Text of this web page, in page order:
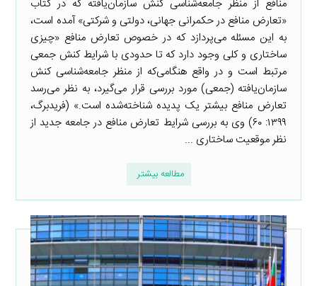
منافع از منظر جامعه‌شناسی کنش سازمان‌یافته که در کتاب
«تعارض منافع در حکمرانی جهانی، دولتی و شرکتی» آمده است،
به این مسئله می‌پردازد که در خصوص تعارض منافع «چیزی
ساختاری و کلی وجود دارد که تا حدودی با شرایط کنش جمعی
مرتبط است و در واقع هنگامی‌که از منظر جامعه‌شناسی کنش
سازمان‌یافته (جمعی) مورد بررسی قرار می‌گیرد، به نظر می‌رسد
تعارض منافع بیشتر یک پدیده شناخته‌شده است.» (فریدبرگ،
۱۳۹۹: ۶۰) وی به بررسی شرایط تعارض منافع در جامعه جدید از
نظر موقعیت ساختاری ...
مطالعه بیشتر